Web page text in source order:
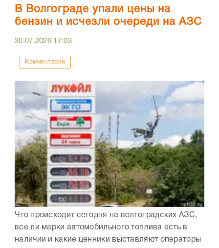
В Волгограде упали цены на
бензин и исчезли очереди на АЗС
30.07.2026 17:03
Комментарии
Что происходит сегодня на волгоградских АЗС,
все ли марки автомобильного топлива есть в
наличии и какие ценники выставляют операторы